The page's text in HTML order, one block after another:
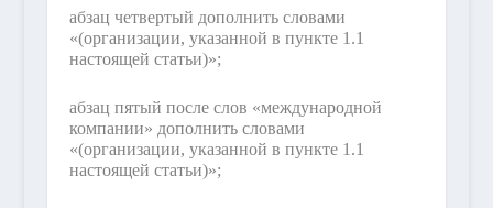
абзац четвертый дополнить словами
«(организации, указанной в пункте 1.1
настоящей статьи)»;
абзац пятый после слов «международной
компании» дополнить словами
«(организации, указанной в пункте 1.1
настоящей статьи)»;